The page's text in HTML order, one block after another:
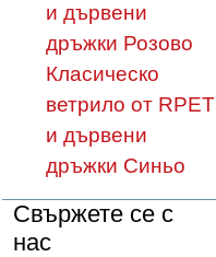
и дървени
дръжки Розово
Класическо
ветрило от RPET
и дървени
дръжки Синьо
Свържете се с
нас